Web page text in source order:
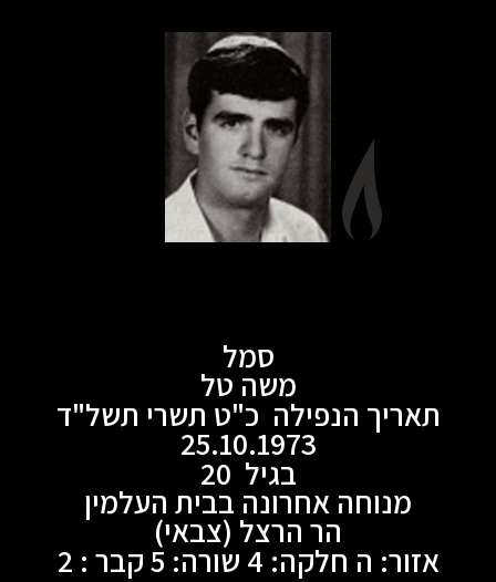
סמל
משה טל
תאריך הנפילה כ"ט תשרי תשל"ד
25.10.1973
בגיל 20
מנוחה אחרונה בבית העלמין
הר הרצל (צבאי)
אזור: ה חלקה: 4 שורה: 5 קבר : 2